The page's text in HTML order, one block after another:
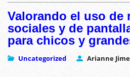
Valorando el uso de
sociales y de
para chicos y
Uncategorized Arianne